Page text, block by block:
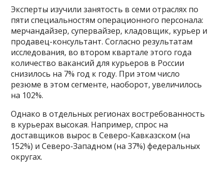
Эксперты изучили занятость в семи отраслях по
пяти специальностям операционного персонала:
мерчандайзер, супервайзер, кладовщик, курьер и
продавец-консультант. Согласно результатам
исследования, во втором квартале этого года
количество вакансий для курьеров в России
снизилось на 7% год к году. При этом число
резюме в этом сегменте, наоборот, увеличилось
на 102%.
Однако в отдельных регионах востребованность
в курьерах высокая. Например, спрос на
доставщиков вырос в Северо-Кавказском (на
152%) и Северо-Западном (на 37%) федеральных
округах.